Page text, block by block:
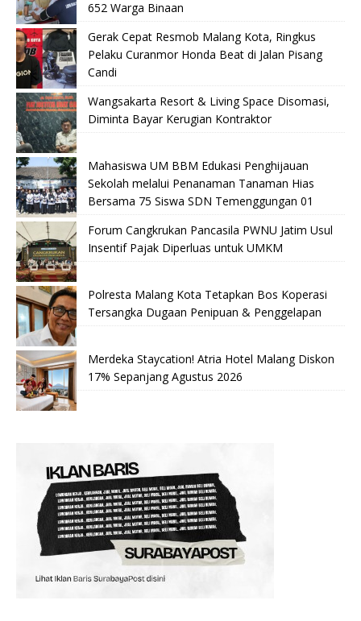
652 Warga Binaan
Gerak Cepat Resmob Malang Kota, Ringkus
Pelaku Curanmor Honda Beat di Jalan Pisang
Candi
Wangsakarta Resort & Living Space Disomasi,
Diminta Bayar Kerugian Kontraktor
Mahasiswa UM BBM Edukasi Penghijauan
Sekolah melalui Penanaman Tanaman Hias
Bersama 75 Siswa SDN Temenggungan 01
Forum Cangkrukan Pancasila PWNU Jatim Usul
Insentif Pajak Diperluas untuk UMKM
Polresta Malang Kota Tetapkan Bos Koperasi
Tersangka Dugaan Penipuan & Penggelapan
Merdeka Staycation! Atria Hotel Malang Diskon
17% Sepanjang Agustus 2026